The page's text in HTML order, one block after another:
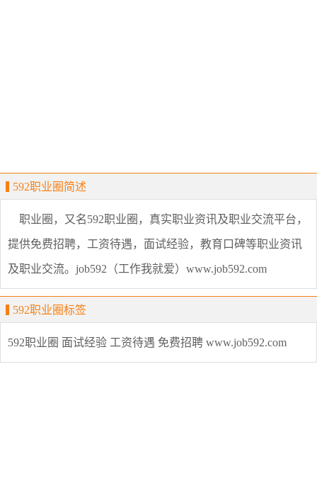
592职业圈简述
职业圈，又名592职业圈，真实职业资讯及职业交流平台，
提供免费招聘，工资待遇，面试经验，教育口碑等职业资讯
及职业交流。job592（工作我就爱）www.job592.com
592职业圈标签
592职业圈 面试经验 工资待遇 免费招聘 www.job592.com